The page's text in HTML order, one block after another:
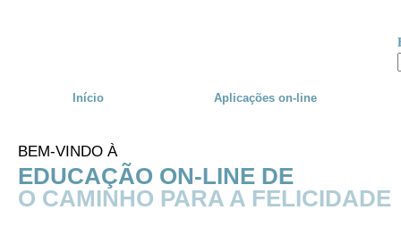
Início Aplicações on-line
BEM-VINDO À
EDUCAÇÃO ON-LINE DE
O CAMINHO PARA A FELICIDADE